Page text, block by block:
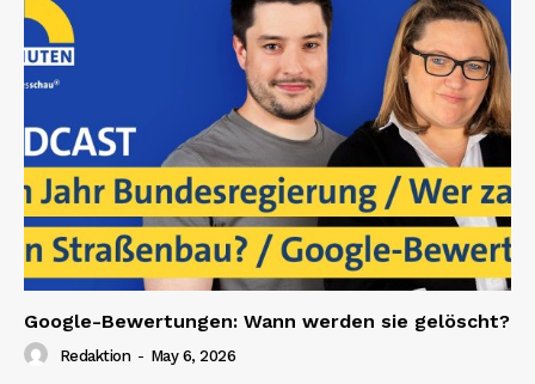
Google-Bewertungen: Wann werden sie gelöscht?
Redaktion - May 6, 2026